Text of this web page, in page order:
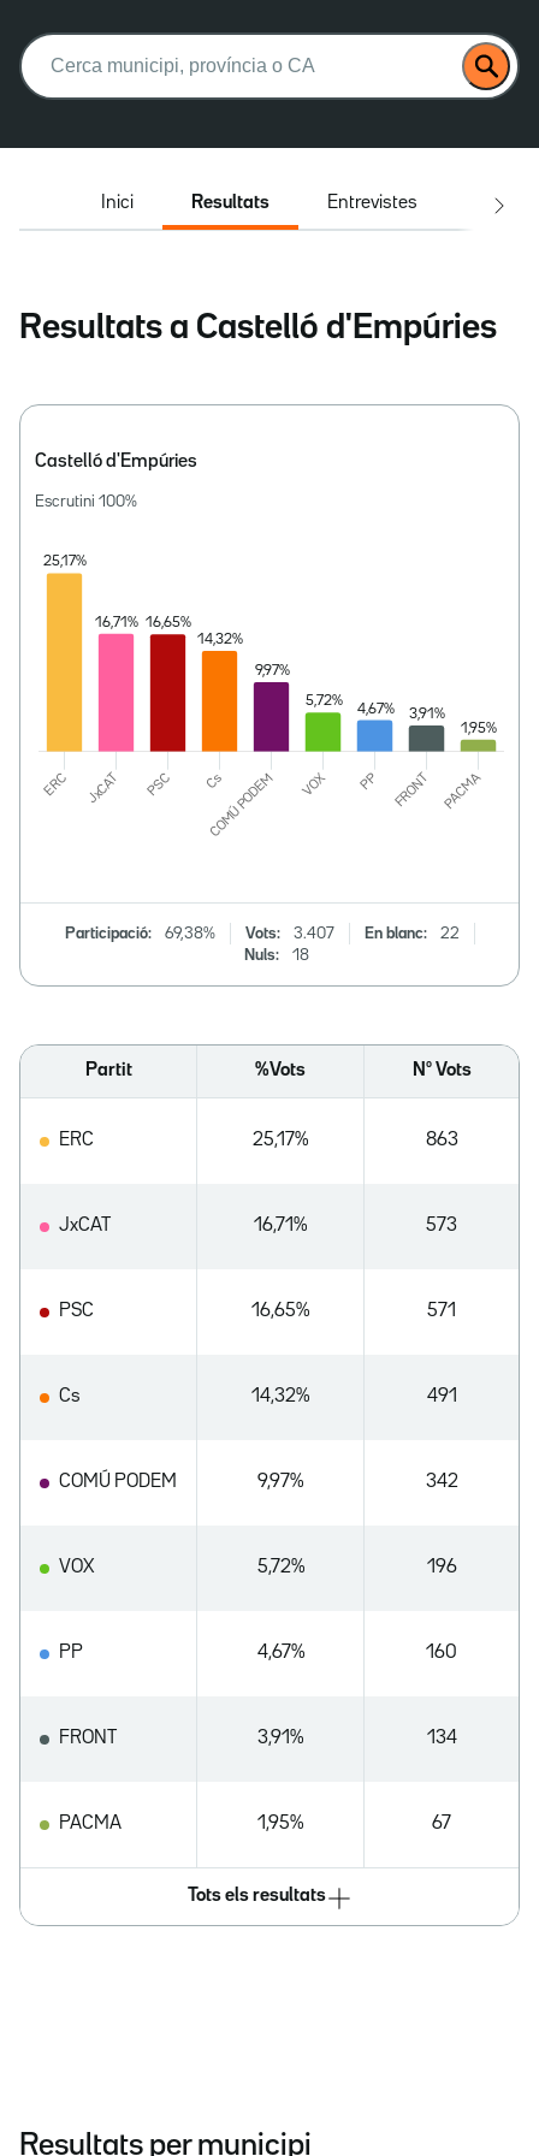
Buscar:
Inici Resultats Entrevistes El
Resultats a Castelló d'Empúries
Castelló d'Empúries
Escrutini 100%
Participació: 69,38% Vots: 3.407 En blanc:
22
Nuls:
18
Partit %Vots Nº Vots
ERC 25,17% 863
JxCAT 16,71% 573
PSC 16,65% 571
Cs 14,32% 491
COMÚ PODEM 9,97% 342
VOX 5,72% 196
PP 4,67% 160
FRONT 3,91% 134
PACMA 1,95% 67
Tots els resultats
Resultats per municipi